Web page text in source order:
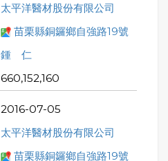
太平洋醫材股份有限公司
苗栗縣銅鑼鄉自強路19號
鍾 仁
660,152,160
2016-07-05
太平洋醫材股份有限公司
苗栗縣銅鑼鄉自強路19號